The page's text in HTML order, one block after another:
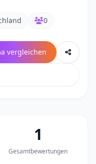
0
vergleichen
1
Gesamtbewertungen